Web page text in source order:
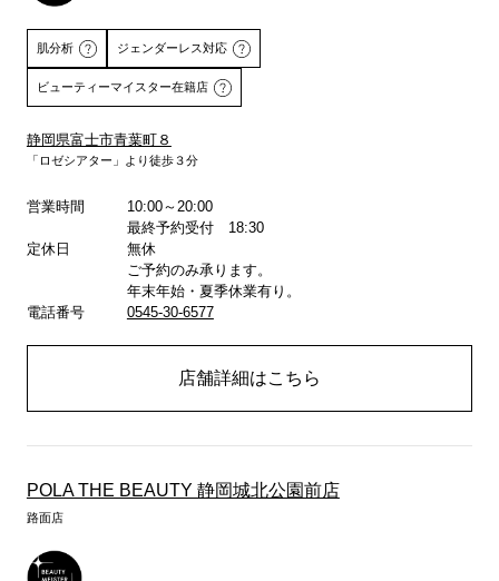
肌分析 ジェンダーレス対応
ビューティーマイスター在籍店
静岡県富士市青葉町８
「ロゼシアター」より徒歩３分
営業時間
10:00～20:00
最終予約受付 18:30
定休日
無休
ご予約のみ承ります。
年末年始・夏季休業有り。
電話番号
0545-30-6577
店舗詳細はこちら
POLA THE BEAUTY 静岡城北公園前店
路面店